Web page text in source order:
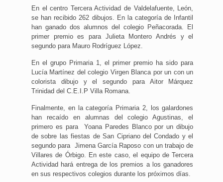
En el centro Tercera Actividad de Valdelafuente, León,
se han recibido 262 dibujos. En la categoría de Infantil
han ganado dos alumnos del colegio Peñacorada. El
primer premio es para Julieta Montero Andrés y el
segundo para Mauro Rodríguez López.
En el grupo Primaria 1, el primer premio ha sido para
Lucía Martínez del colegio Virgen Blanca por un con un
colorista dibujo y el segundo para Aitor Márquez
Trinidad del C.E.I.P Villa Romana.
Finalmente, en la categoría Primaria 2, los galardones
han recaído en alumnas del colegio Agustinas, el
primero es para Yoana Paredes Blanco por un dibujo
de sobre las fiestas de San Cipriano del Condado y el
segundo para Jimena García Raposo con un trabajo de
Villares de Órbigo. En este caso, el equipo de Tercera
Actividad hará entrega de los premios a los ganadores
en sus respectivos colegios durante los próximos días.